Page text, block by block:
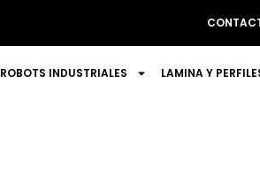
ROBOTS INDUSTRIALES LAMINA Y